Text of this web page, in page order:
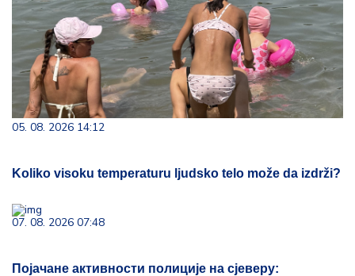
05. 08. 2026 14:12
Koliko visoku temperaturu ljudsko telo može da izdrži?
07. 08. 2026 07:48
Појачане активности полиције на сјеверу: